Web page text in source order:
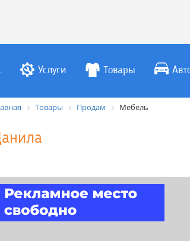
Услуги Товары
Товары Продам Мебель